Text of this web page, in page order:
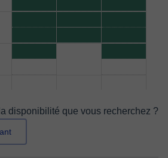
disponibilité que vous recherchez ?